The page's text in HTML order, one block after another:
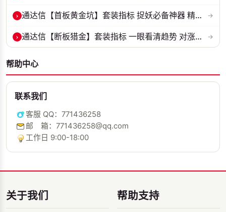
› 通达信【首板黄金坑】套装指标 捉妖必备神器 精准捕捉强势股的起爆点 源... →
› 通达信【断板猎金】套装指标 一眼看清趋势 对涨停板以后趋势进行研判 源... →
帮助中心
联系我们
客服 QQ：771436258
邮 箱：771436258@qq.com
工作日 9:00-18:00
关于我们 帮助支持